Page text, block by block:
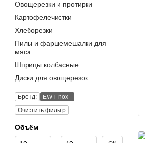
Овощерезки и протирки
Картофелечистки
Хлеборезки
Пилы и фаршемешалки для
мяса
Шприцы колбасные
Диски для овощерезок
Бренд:
EWT Inox
Очистить фильтр
Объём
От Объём
До Объём